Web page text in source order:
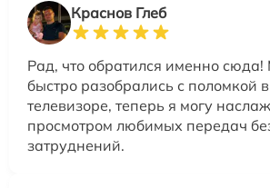
Краснов Глеб
Рад, что обратился именно сюда!
быстро разобрались с поломкой
телевизоре, теперь я могу
просмотром любимых передач
затруднений.